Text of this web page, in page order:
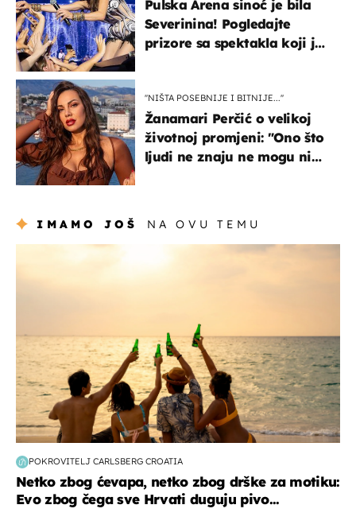
Pulska Arena sinoć je bila
Severinina! Pogledajte
prizore sa spektakla koji je
''NIŠTA POSEBNIJE I BITNIJE...''
Žanamari Perčić o velikoj
životnoj promjeni: "Ono što
ljudi ne znaju ne mogu ni
IMAMO JOŠ NA OVU TEMU
POKROVITELJ CARLSBERG CROATIA
Netko zbog ćevapa, netko zbog drške za motiku:
Evo zbog čega sve Hrvati duguju pivo...